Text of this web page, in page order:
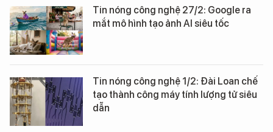
Tin nóng công nghệ 27/2: Google ra
mắt mô hình tạo ảnh AI siêu tốc
Tin nóng công nghệ 1/2: Đài Loan chế
tạo thành công máy tính lượng tử siêu
dẫn